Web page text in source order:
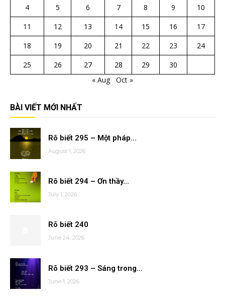
4
5 6 7 8 9
10
11
12 13 14 15 16
17
18
19 20 21 22 23
24
25
26 27 28 29
30
« Aug
Oct »
BÀI VIẾT MỚI NHẤT
Rõ biết 295 – Một pháp...
August 1, 2026
Rõ biết 294 – Ơn thầy...
July 1, 2026
Rõ biết 240
June 24, 2026
Rõ biết 293 – Sáng trong...
June 1, 2026